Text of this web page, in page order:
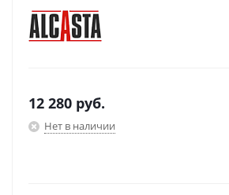
12 280 руб.
Нет в наличии